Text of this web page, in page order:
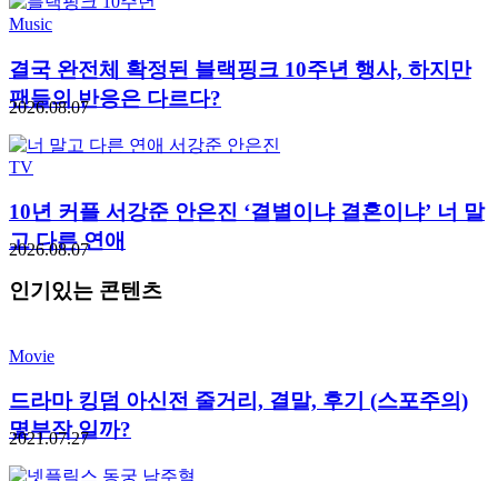
Music
결국 완전체 확정된 블랙핑크 10주년 행사, 하지만
팬들의 반응은 다르다?
2026.08.07
TV
10년 커플 서강준 안은진 ‘결별이냐 결혼이냐’ 너 말
고 다른 연애
2026.08.07
인기있는 콘텐츠
Movie
드라마 킹덤 아신전 줄거리, 결말, 후기 (스포주의)
몇부작 일까?
2021.07.27